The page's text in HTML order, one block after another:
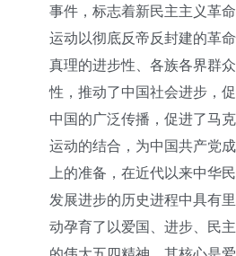
事件，标志着新民主主义革
运动以彻底反帝反封建的革
真理的进步性、各族各界群
性，推动了中国社会进步，
中国的广泛传播，促进了马
运动的结合，为中国共产党
上的准备，在近代以来中华
发展进步的历史进程中具有
动孕育了以爱国、进步、民